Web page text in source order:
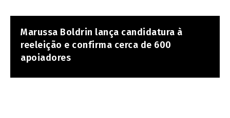
Marussa Boldrin lança candidatura à
reeleição e confirma cerca de 600
apoiadores